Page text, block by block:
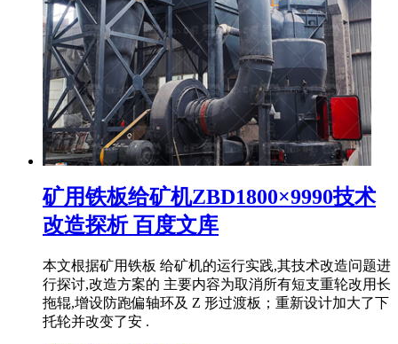
矿用铁板给矿机ZBD1800×9990技术
改造探析 百度文库
本文根据矿用铁板 给矿机的运行实践,其技术改造问题进
行探讨,改造方案的 主要内容为取消所有短支重轮改用长
拖辊,增设防跑偏轴环及 Z 形过渡板；重新设计加大了下
托轮并改变了安 .